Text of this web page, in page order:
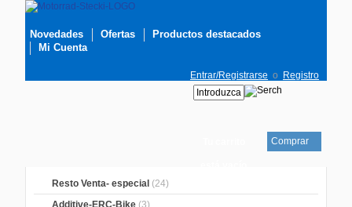
Novedades Ofertas
Productos destacados
Mi Cuenta
Entrar/Registrarse o Registro
Comprar
Resto Venta- especial (24)
Additive-ERC-Bike (3)